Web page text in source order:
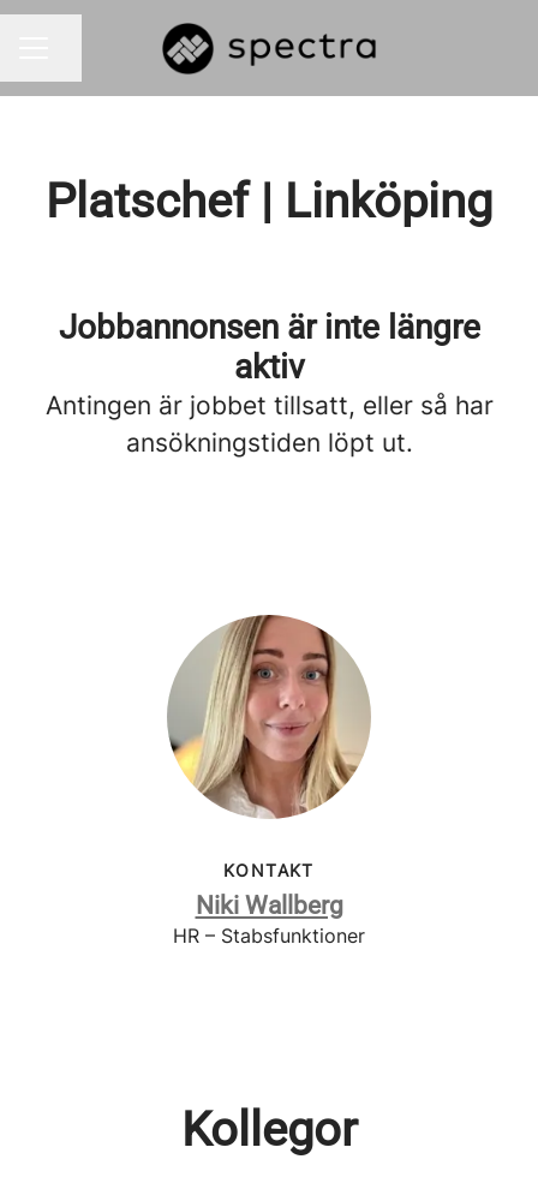
Platschef | Linköping
Jobbannonsen är inte längre
aktiv
Antingen är jobbet tillsatt, eller så har
ansökningstiden löpt ut.
KONTAKT
Niki Wallberg
HR – Stabsfunktioner
Kollegor